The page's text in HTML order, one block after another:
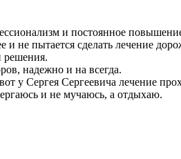
и постоянное
не пытается сделать лечение
решения.
надежно и на всегда.
у Сергея Сергеевича лечение
и не мучаюсь, а отдыхаю.